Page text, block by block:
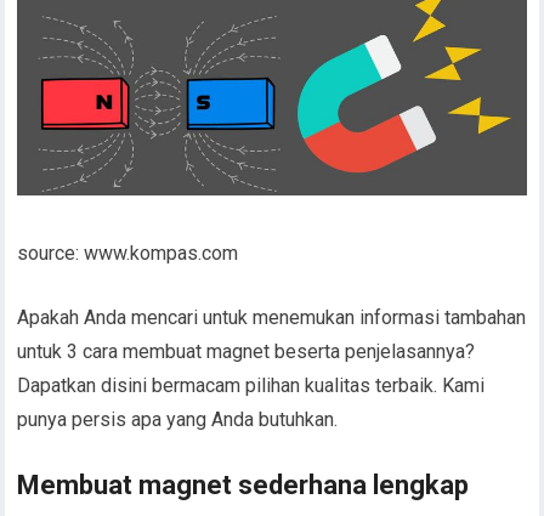
source: www.kompas.com
Apakah Anda mencari untuk menemukan informasi tambahan
untuk 3 cara membuat magnet beserta penjelasannya?
Dapatkan disini bermacam pilihan kualitas terbaik. Kami
punya persis apa yang Anda butuhkan.
Membuat magnet sederhana lengkap